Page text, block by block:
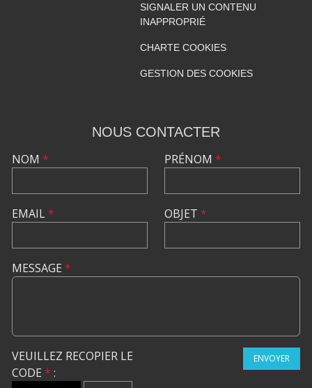
SIGNALER UN CONTENU
INAPPROPRIÉ
CHARTE COOKIES
GESTION DES COOKIES
NOUS CONTACTER
NOM *
EMAIL*
PRÉNOM *
OBJET *
MESSAGE *
VEUILLEZ RECOPIER LE
CODE * :
ENVOYER